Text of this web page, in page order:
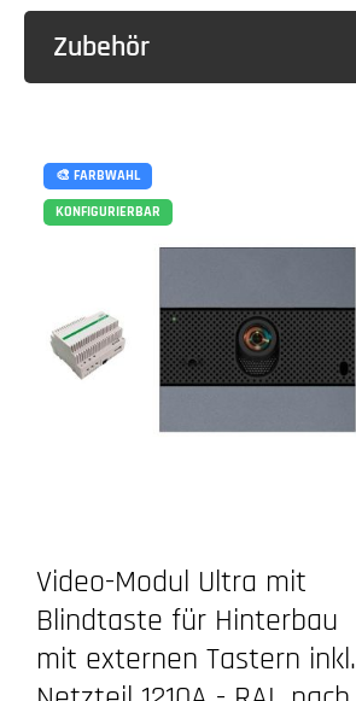
Zubehör
🎨 FARBWAHL
KONFIGURIERBAR
Video-Modul Ultra mit
Blindtaste für Hinterbau
mit externen Tastern inkl.